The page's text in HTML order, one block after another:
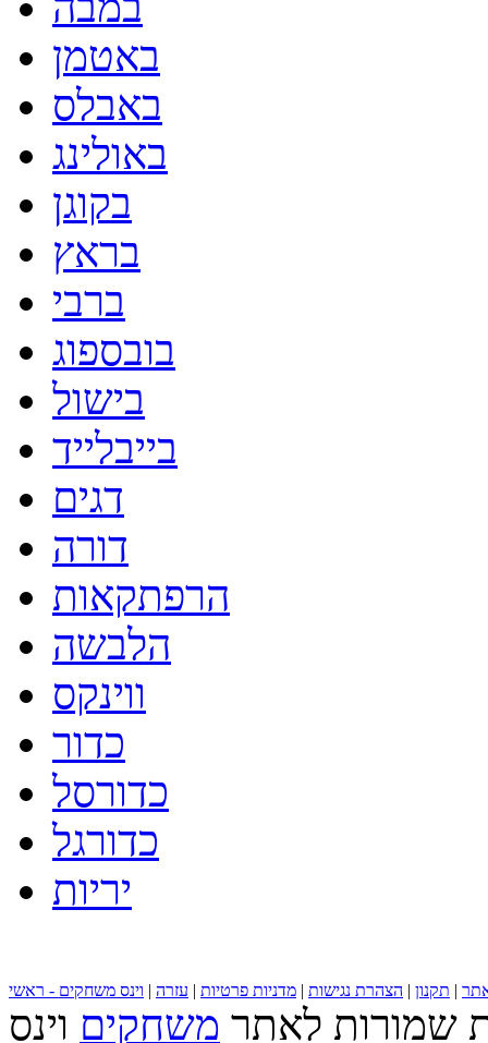
באטמן
באבלס
באולינג
בקוגן
בראץ
ברבי
בובספוג
בישול
בייבלייד
דגים
דורה
הרפתקאות
הלבשה
ווינקס
כדור
כדורסל
כדורגל
יריות
| תקנון | הצהרת נגישות | מדניות פרטיות | עזרה | וינס משחקים - ראשי
שמורות לאתר משחקים